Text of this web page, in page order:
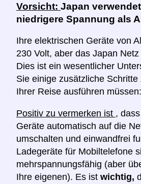
Vorsicht: Japan
niedrigere Spannung als
Ihre elektrischen Geräte von
230 Volt, aber das Japan
Dies ist ein wesentlicher
Sie einige zusätzliche Schritte
Ihrer Reise ausführen müssen:
Positiv zu vermerken ist ,
Geräte automatisch auf die
umschalten und einwandfrei
Ladegeräte für Mobiltelefone
mehrspannungsfähig (aber
Ihre eigenen). Es ist wichtig,